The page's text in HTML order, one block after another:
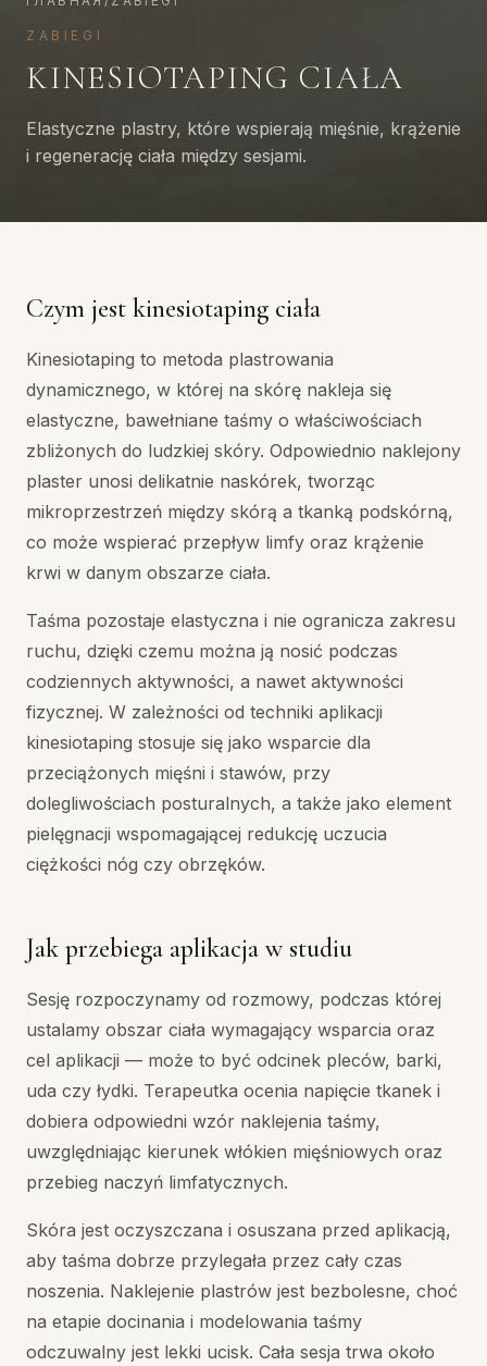
ZABIEGI
KINESIOTAPING CIAŁA
Elastyczne plastry, które wspierają mięśnie, krążenie
i regenerację ciała między sesjami.
Czym jest kinesiotaping ciała
Kinesiotaping to metoda plastrowania
dynamicznego, w której na skórę nakleja się
elastyczne, bawełniane taśmy o właściwościach
zbliżonych do ludzkiej skóry. Odpowiednio naklejony
plaster unosi delikatnie naskórek, tworząc
mikroprzestrzeń między skórą a tkanką podskórną,
co może wspierać przepływ limfy oraz krążenie
krwi w danym obszarze ciała.
Taśma pozostaje elastyczna i nie ogranicza zakresu
ruchu, dzięki czemu można ją nosić podczas
codziennych aktywności, a nawet aktywności
fizycznej. W zależności od techniki aplikacji
kinesiotaping stosuje się jako wsparcie dla
przeciążonych mięśni i stawów, przy
dolegliwościach posturalnych, a także jako element
pielęgnacji wspomagającej redukcję uczucia
ciężkości nóg czy obrzęków.
Jak przebiega aplikacja w studiu
Sesję rozpoczynamy od rozmowy, podczas której
ustalamy obszar ciała wymagający wsparcia oraz
cel aplikacji — może to być odcinek pleców, barki,
uda czy łydki. Terapeutka ocenia napięcie tkanek i
dobiera odpowiedni wzór naklejenia taśmy,
uwzględniając kierunek włókien mięśniowych oraz
przebieg naczyń limfatycznych.
Skóra jest oczyszczana i osuszana przed aplikacją,
aby taśma dobrze przylegała przez cały czas
noszenia. Naklejenie plastrów jest bezbolesne, choć
na etapie docinania i modelowania taśmy
odczuwalny jest lekki ucisk. Cała sesja trwa około